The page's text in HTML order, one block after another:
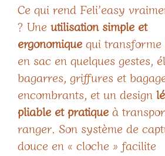
Ce qui rend Feli’easy
? Une utilisation simple et
ergonomique qui
en sac en quelques gestes,
bagarres, griffures et
encombrants, et un design
pliable et pratique à
ranger. Son système de
douce en « cloche » facilite